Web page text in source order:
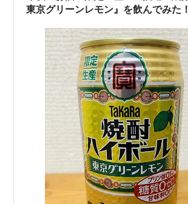
東京グリーンレモン』を飲んでみた！